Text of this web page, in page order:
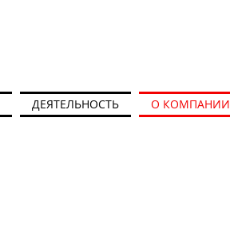
ДЕЯТЕЛЬНОСТЬ О КОМПАНИИ